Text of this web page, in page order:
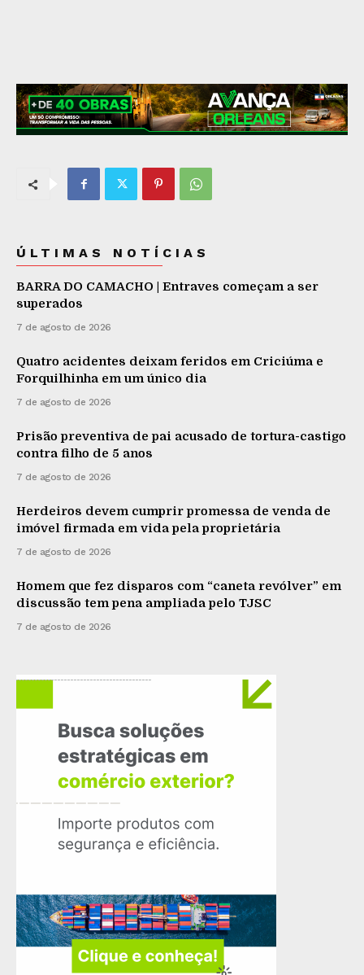
ÚLTIMAS NOTÍCIAS
BARRA DO CAMACHO | Entraves começam a ser
superados
7 de agosto de 2026
Quatro acidentes deixam feridos em Criciúma e
Forquilhinha em um único dia
7 de agosto de 2026
Prisão preventiva de pai acusado de tortura-castigo
contra filho de 5 anos
7 de agosto de 2026
Herdeiros devem cumprir promessa de venda de
imóvel firmada em vida pela proprietária
7 de agosto de 2026
Homem que fez disparos com “caneta revólver” em
discussão tem pena ampliada pelo TJSC
7 de agosto de 2026